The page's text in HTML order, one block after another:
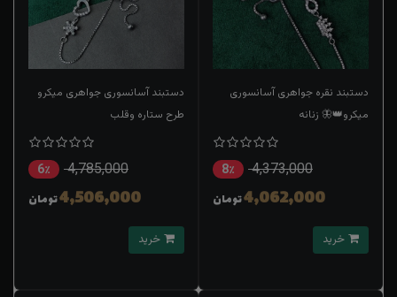
دستبند نقره جواهری آسانسوری
میکرو👑🦋 زنانه
4,373,000 8٪
4,062,000تومان
دستبند آسانسوری جواهری میکرو
طرح ستاره و‌قلب
4,785,000 6٪
4,506,000تومان